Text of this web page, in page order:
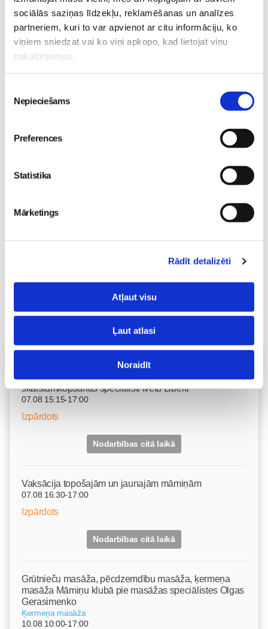
sociālās saziņas līdzekļu, reklamēšanas un analīzes
partneriem, kuri to var apvienot ar citu informāciju, ko
viņiem sniedzat vai ko viņi apkopo, kad lietojat viņu
pakalpojumus.
izvēle
Nepieciešams
Preferences
Statistika
Mārketings
Rādīt detalizēti
Atļaut visu
Ļaut atlasi
Noraidīt
gatavot un ēst veselīgāk
izstādē “Riga Food 2026”!
Pirmsskola
30. Jun 00:00
bērnu diennakts nometne
Ikšķilē
Pirmsskola
ģimenei kinoteātros no
Topošo un jauno māmiņu lutināšanas programma ar
skaistumkopšanas speciālisti Ivetu Liberti
07.08 15:15-17:00
Izpārdots
Nodarbības citā laikā
Vaksācija topošajām un jaunajām māmiņām
07.08 16:30-17:00
Izpārdots
Nodarbības citā laikā
Grūtnieču masāža, pēcdzemdību masāža, ķermeņa
masāža Māmiņu klubā pie masāžas speciālistes Olgas
Gerasimenko
Ķermeņa masāža
10.08 10:00-17:00